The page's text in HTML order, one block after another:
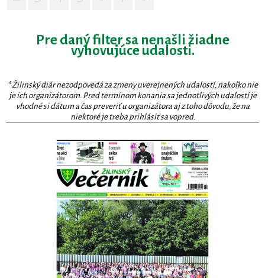
Pre daný filter sa nenašli žiadne
vyhovujúce udalosti.
* Žilinský diár nezodpovedá za zmeny uverejnených udalostí, nakoľko nie
je ich organizátorom. Pred termínom konania sa jednotlivých udalostí je
vhodné si dátum a čas preveriť u organizátora aj z toho dôvodu, že na
niektoré je treba prihlásiť sa vopred.